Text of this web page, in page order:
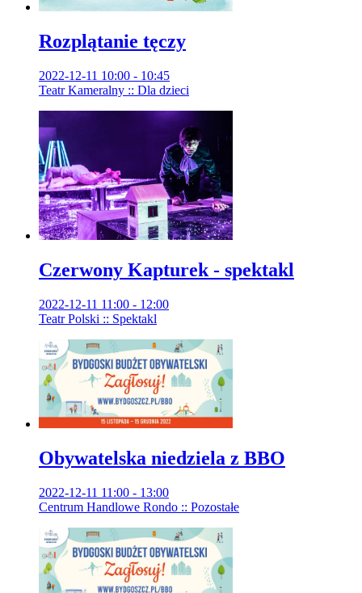
Rozplątanie tęczy
2022-12-11 10:00 - 10:45
Teatr Kameralny :: Dla dzieci
Czerwony Kapturek - spektakl
2022-12-11 11:00 - 12:00
Teatr Polski :: Spektakl
Obywatelska niedziela z BBO
2022-12-11 11:00 - 13:00
Centrum Handlowe Rondo :: Pozostałe